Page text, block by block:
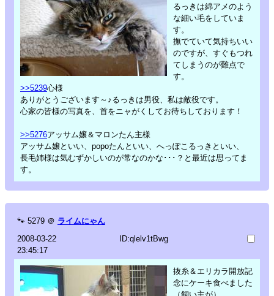
るっきは綿アメのよう
な細い毛をしていま
す。
撫でていて気持ちいい
のですが、すぐもつれ
てしまうのが難点で
す。
>>5239心様
ありがとうございます～♪るっきは男役、私は敵役です。
心家の皆様の写真を、首をニャがくしてお待ちしております！
>>5276アッサム嬢＆マロンたん主様
アッサム嬢といい、popoたんといい、へっぽこるっきといい、
長毛姉様は気むずかしいのが常なのかな･･･？と最近は思ってま
す。
🐾 5279 ＠ ライムにゃん
2008-03-22
23:45:17
ID:qlelv1tBwg
抜糸＆エリカラ開放記
念にケーキ食べました